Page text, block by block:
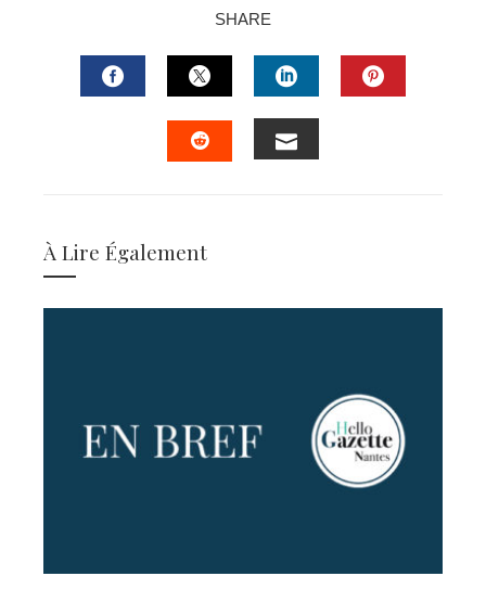
SHARE
FACEBOOKTWITTERLINKEDIN
À Lire Également